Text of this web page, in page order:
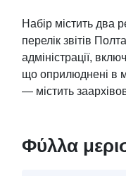
Набір містить два
перелік звітів
адміністрації,
що оприлюднені в
— містить
Φύλλα